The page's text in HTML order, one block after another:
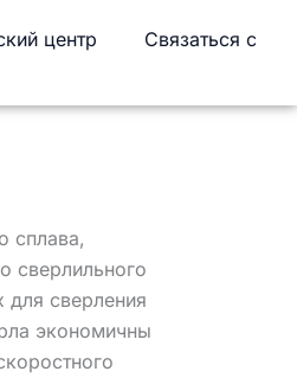
центр Связаться с
сплава,
сверлильного
для сверления
экономичны